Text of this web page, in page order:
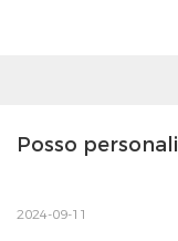
Posso
2024-09-11